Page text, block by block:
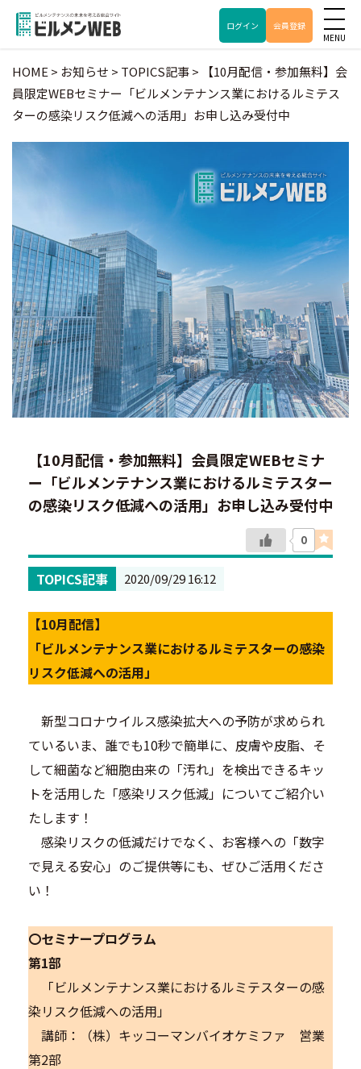
ログイン 会員登録
HOME > お知らせ > TOPICS記事>
【10月配信・参加無料】会
員限定WEBセミナー「ビルメンテナンス業におけるルミテス
ターの感染リスク低減への活用」お申し込み受付中
【10月配信・参加無料】会員限定WEBセミナ
ー「ビルメンテナンス業におけるルミテスター
の感染リスク低減への活用」お申し込み受付中
0
TOPICS記事 2020/09/29 16:12
【10月配信】
「ビルメンテナンス業におけるルミテスターの感染
リスク低減への活用」
新型コロナウイルス感染拡大への予防が求められ
ているいま、誰でも10秒で簡単に、皮膚や皮脂、そ
して細菌など細胞由来の「汚れ」を検出できるキッ
トを活用した「感染リスク低減」についてご紹介い
たします！
感染リスクの低減だけでなく、お客様への「数字
で見える安心」のご提供等にも、ぜひご活用くださ
い！
〇セミナープログラム
第1部
「ビルメンテナンス業におけるルミテスターの感
染リスク低減への活用」
講師：（株）キッコーマンバイオケミファ 営業
第2部